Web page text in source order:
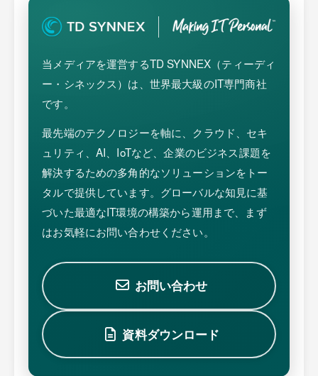
当メディアを運営するTD SYNNEX（ティーディ
ー・シネックス）は、世界最大級のIT専門商社
です。
最先端のテクノロジーを軸に、クラウド、セキ
ュリティ、AI、IoTなど、企業のビジネス課題を
解決するための多角的なソリューションをトー
タルで提供しています。グローバルな知見に基
づいた最適なIT環境の構築から運用まで、まず
はお気軽にお問い合わせください。
お問い合わせ
資料ダウンロード